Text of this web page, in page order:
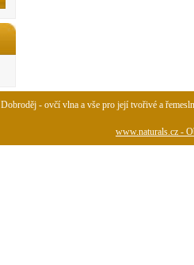
Dobroděj - ovčí vlna a vše pro její tvořivé a
www.naturals.cz -